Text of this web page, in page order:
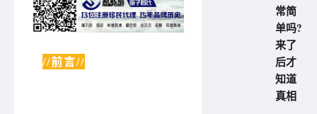
//前言//
常简
单吗?
来了
后才
知道
真相